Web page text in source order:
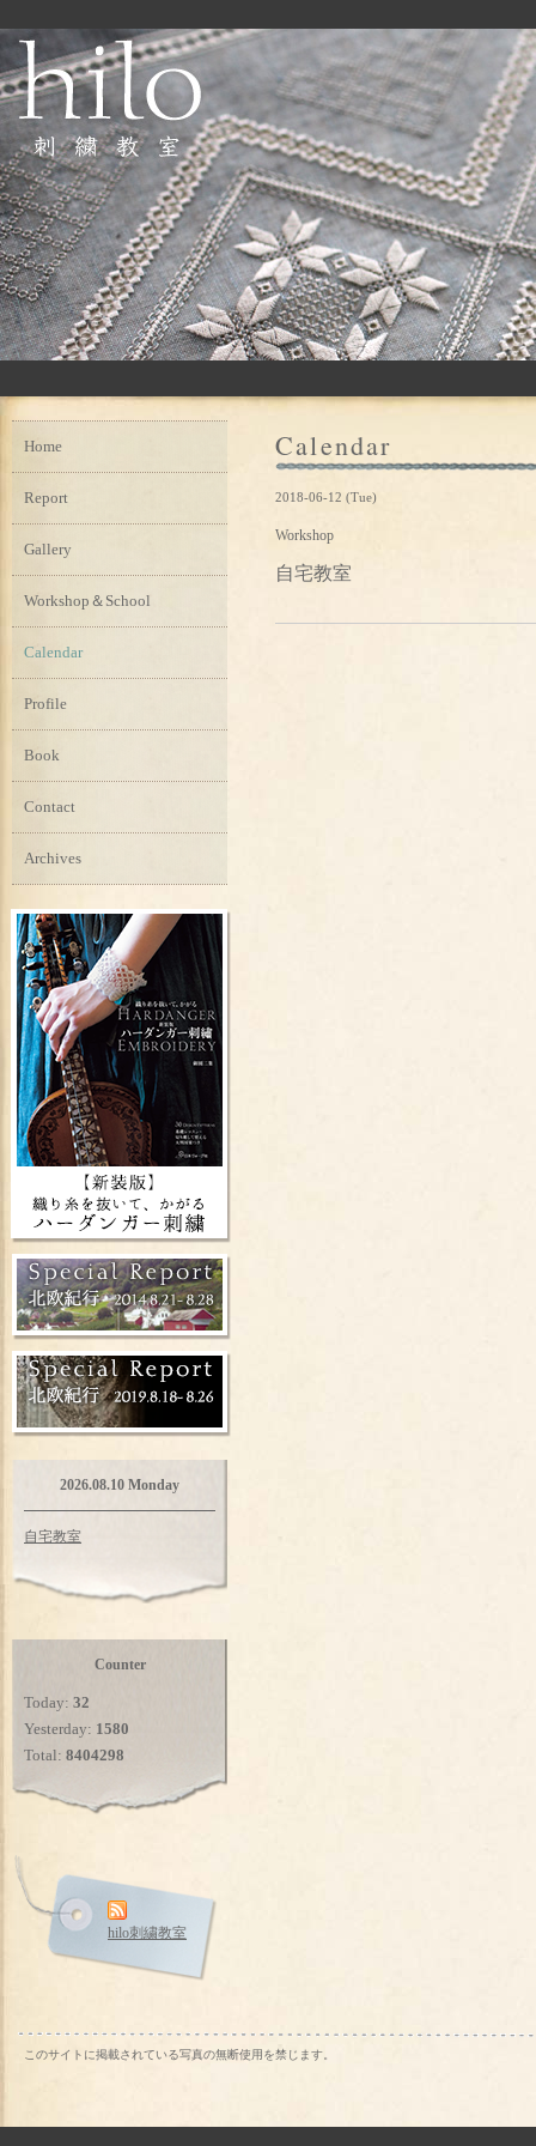
Calendar
2018-06-12 (Tue)
Workshop
自宅教室
Home
Report
Gallery
Workshop＆School
Calendar
Profile
Book
Contact
Archives
2026.08.10 Monday
自宅教室
Counter
Today: 32
Yesterday: 1580
Total: 8404298
hilo刺繍教室
このサイトに掲載されている写真の無断使用を禁じます。